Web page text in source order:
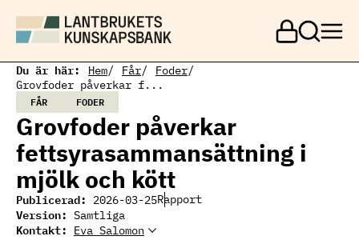
a
Du är här: Hem Får
Foder
Grovfoder påverkar f...
FÅR FODER
Grovfoder påverkar
fettsyrasammansättning i
mjölk och kött
Publicerad: 2026-03-25Rapport
Version: Samtliga
Kontakt: Eva Salomon
Eva Salomon